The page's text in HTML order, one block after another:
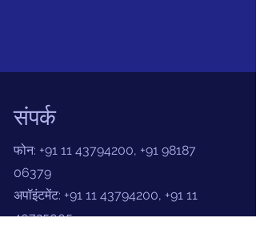
संपर्क
फोन: +91 11 43794200, +91 98187
06379
अपॉइंटमेंट: +91 11 43794200, +91 11
40725005